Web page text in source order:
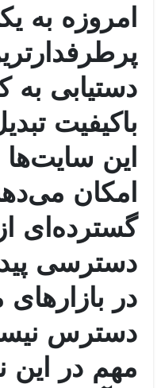
امروزه به
دستیابی به
باکیفیت
این سایت‌ها
امکان
گسترده‌ای از
دسترسی
در
دسترس
مهم در این